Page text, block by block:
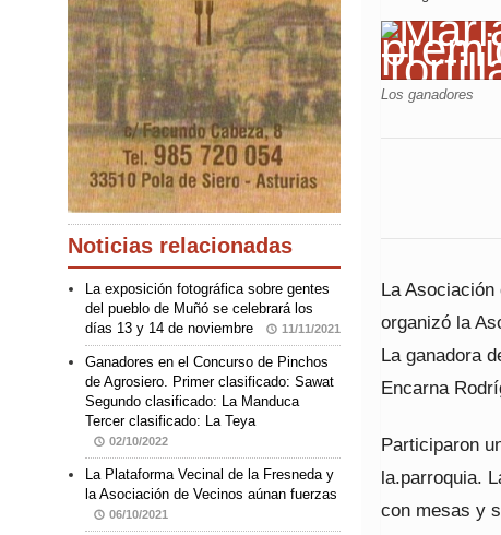
Los ganadores
La
organizó la
La ganadora
Encarna
Participaron
la.parroquia.
con mesas y
Noticias relacionadas
La exposición fotográfica sobre gentes
del pueblo de Muñó se celebrará los
días 13 y 14 de noviembre
11/11/2021
Ganadores en el Concurso de Pinchos
de Agrosiero. Primer clasificado: Sawat
Segundo clasificado: La Manduca
Tercer clasificado: La Teya
02/10/2022
La Plataforma Vecinal de la Fresneda y
la Asociación de Vecinos aúnan fuerzas
06/10/2021